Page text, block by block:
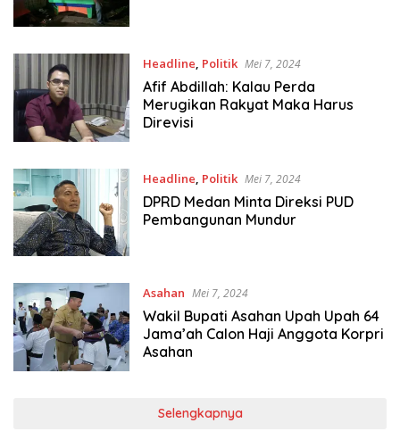
Headline, Politik Mei 7, 2024
Afif Abdillah: Kalau Perda
Merugikan Rakyat Maka Harus
Direvisi
Headline, Politik Mei 7, 2024
DPRD Medan Minta Direksi PUD
Pembangunan Mundur
Asahan Mei 7, 2024
Wakil Bupati Asahan Upah Upah 64
Jama’ah Calon Haji Anggota Korpri
Asahan
Selengkapnya